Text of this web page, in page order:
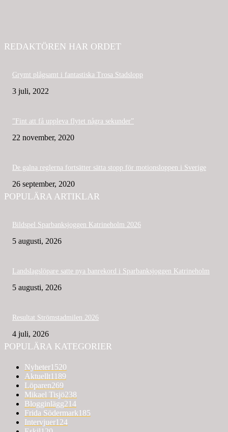
REDAKTÖREN HAR ORDET
Grymt plågsamt i fantastiska Trosa Stadslopp
3 juli, 2022
”Fint att få uppleva flytet några sekunder”
22 november, 2020
De galna reglerna fortsätter sätta stopp för motionsloppen i Sverige
26 september, 2020
POPULÄRA ARTIKLAR
Bildspel Sparbanksjoggen Katrineholm 2026
5 augusti, 2026
Landslagslöpare satte nya banrekord i Sparbanksjoggen Katrineholm
5 augusti, 2026
Resultat Strömstadmilen 2026
4 juli, 2026
POPULÄRA KATEGORIER
Nyheter1520
Aktuellt1189
Löparen269
Mikael Tisjö238
Blogginlägg214
Frida Södermark185
Intervjuer124